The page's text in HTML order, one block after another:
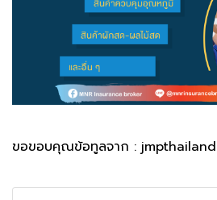
ขอขอบคุณข้อทูลจาก :